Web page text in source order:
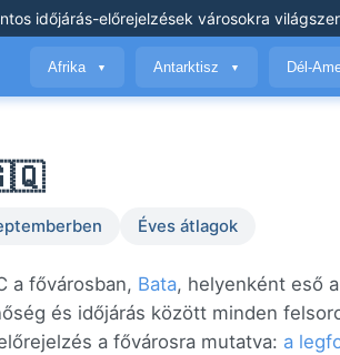
időjárás-előrejelzések városokra
Afrika ▼ Antarktisz ▼ Dél-
Éves átlagok
a fővárosban, Bata, helyenként eső
és időjárás között minden
a fővárosra mutatva: a